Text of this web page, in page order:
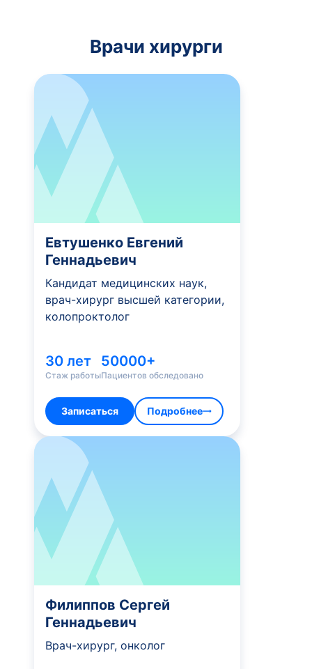
Врачи хирурги
Евтушенко Евгений
Геннадьевич
Кандидат медицинских наук,
врач-хирург высшей категории,
колопроктолог
30 лет
Стаж работы
50000+
Пациентов обследовано
Записаться Подробнее
Филиппов Сергей
Геннадьевич
Врач-хирург, онколог